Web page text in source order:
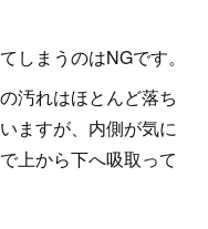
しまうのはNGです。
汚れはほとんど落ち
ますが、内側が気に
上から下へ吸取って